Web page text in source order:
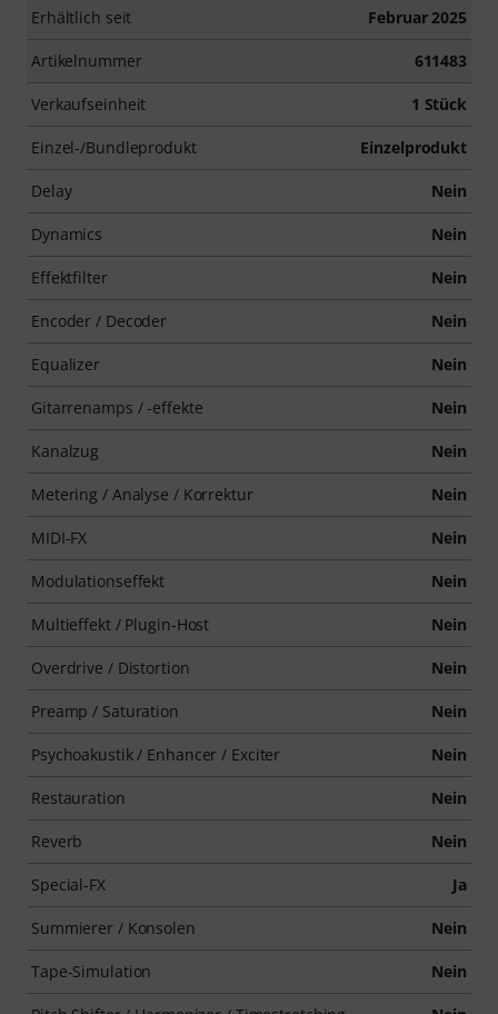
Erhältlich seit Februar 2025
Artikelnummer 611483
Verkaufseinheit 1 Stück
Einzel-/Bundleprodukt Einzelprodukt
Delay Nein
Dynamics Nein
Effektfilter Nein
Encoder / Decoder Nein
Equalizer Nein
Gitarrenamps / -effekte Nein
Kanalzug Nein
Metering / Analyse / Korrektur Nein
MIDI-FX Nein
Modulationseffekt Nein
Multieffekt / Plugin-Host Nein
Overdrive / Distortion Nein
Preamp / Saturation Nein
Psychoakustik / Enhancer / Exciter Nein
Restauration Nein
Reverb Nein
Special-FX Ja
Summierer / Konsolen Nein
Tape-Simulation Nein